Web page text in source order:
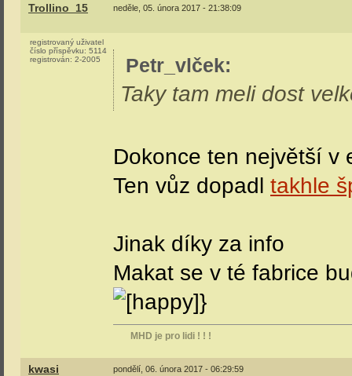
Trollino_15 neděle, 05. února 2017 - 21:38:09
registrovaný uživatel
číslo příspěvku: 5114
registrován: 2-2005 Petr_vlček:
Taky tam meli dost
Dokonce ten největší v
Ten vůz dopadl takhle
Jinak díky za info
Makat se v té fabrice
}
MHD je pro lidi ! ! !
kwasi pondělí, 06. února 2017 - 06:29:59